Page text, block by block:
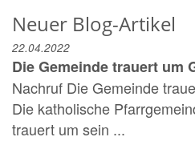
Neuer Blog-Artikel
22.04.2022
Die Gemeinde trauert um
Nachruf Die Gemeinde
Die katholische
trauert um sein ...